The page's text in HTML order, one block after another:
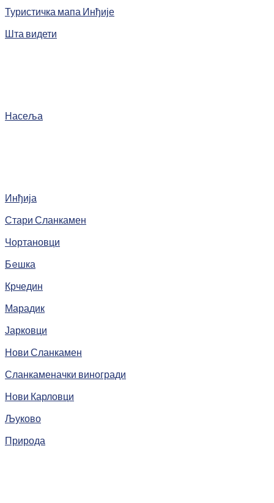
Туристичка мапа Инђије
Шта видети
Насеља
Инђија
Стари Сланкамен
Чортановци
Бeшка
Крчедин
Марадик
Јарковци
Нови Сланкамен
Сланкаменачки виногради
Нови Карловци
Љуково
Природа